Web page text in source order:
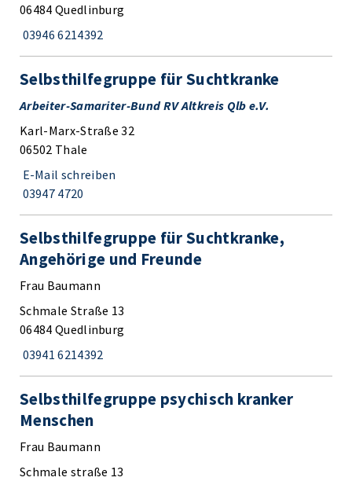
06484 Quedlinburg
03946 6214392
Selbsthilfegruppe für Suchtkranke
Arbeiter-Samariter-Bund RV Altkreis Qlb e.V.
Karl-Marx-Straße 32
06502 Thale
E-Mail schreiben
03947 4720
Selbsthilfegruppe für Suchtkranke,
Angehörige und Freunde
Frau Baumann
Schmale Straße 13
06484 Quedlinburg
03941 6214392
Selbsthilfegruppe psychisch kranker
Menschen
Frau Baumann
Schmale straße 13